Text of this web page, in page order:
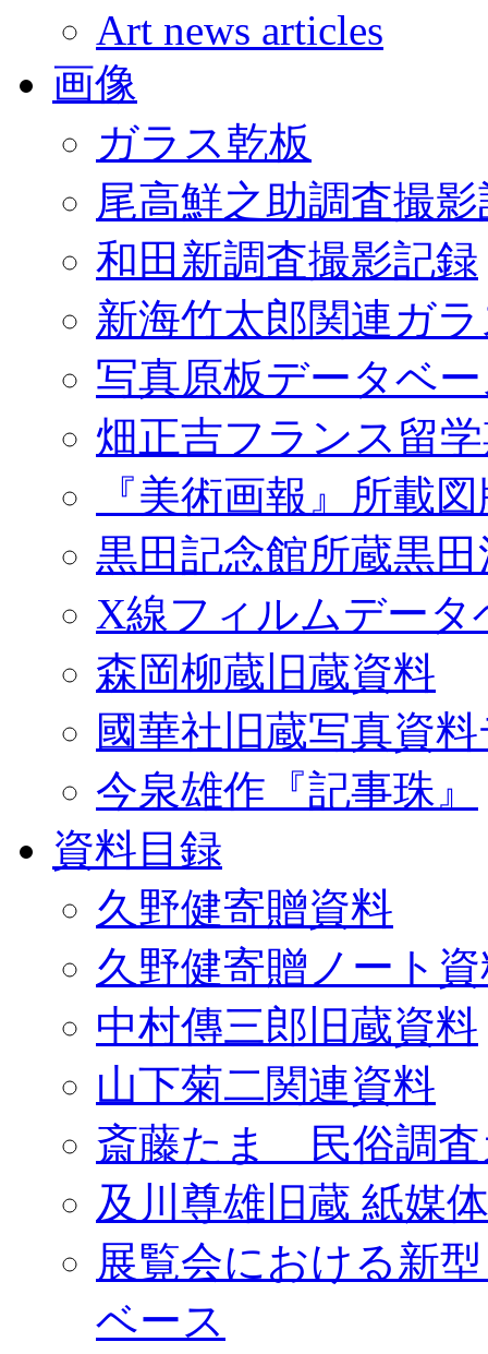
Art news articles
画像
ガラス乾板
尾高鮮之助調査撮
和田新調査撮影記録
新海竹太郎関連ガ
写真原板データベ
畑正吉フランス留
『美術画報』所載
黒田記念館所蔵黒
X線フィルムデータ
森岡柳蔵旧蔵資料
國華社旧蔵写真資
今泉雄作『記事珠』
資料目録
久野健寄贈資料
久野健寄贈ノート
中村傳三郎旧蔵資料
山下菊二関連資料
斎藤たま 民俗調査
及川尊雄旧蔵 紙媒
展覧会における新
ベース